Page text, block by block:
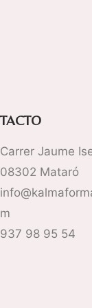
Carrer Jaume
08302 Mataró
m
937 98 95 54